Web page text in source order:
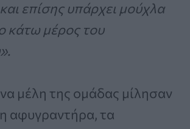
επίσης υπάρχει μούχλα
κάτω μέρος του
μέλη της ομάδας μίλησαν
αφυγραντήρα, τα